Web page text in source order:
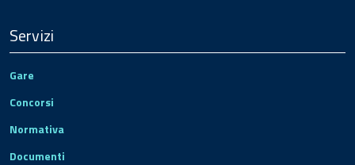
Servizi
Gare
Concorsi
Normativa
Documenti